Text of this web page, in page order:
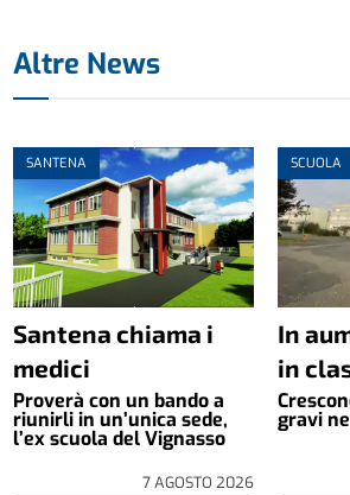
Altre News
SANTENA
Santena chiama i
medici
Proverà con un bando a
riunirli in un’unica sede,
l’ex scuola del Vignasso
7 AGOSTO 2026
SCUOLA
In
in
gravi